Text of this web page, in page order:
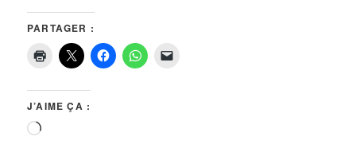
PARTAGER :
J’AIME ÇA :
Chargement…